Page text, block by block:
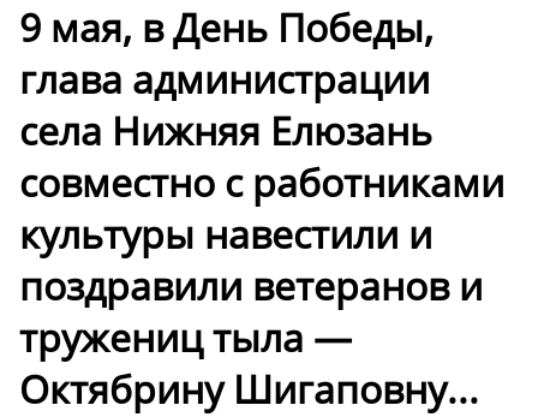
9 мая, в День Победы,
глава администрации
села Нижняя Елюзань
совместно с работниками
культуры навестили и
поздравили ветеранов и
тружениц тыла —
Октябрину Шигаповну...